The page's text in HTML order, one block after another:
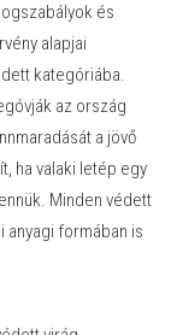
és
alapjai
kategóriába.
az ország
a jövő
ha valaki letép egy
Minden védett
anyagi formában is